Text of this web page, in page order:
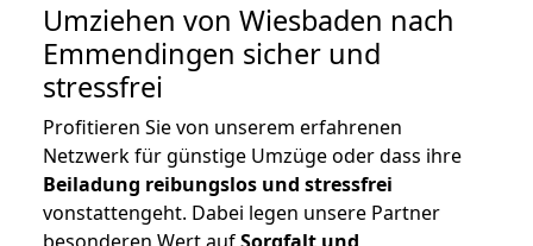
Umziehen von Wiesbaden nach
Emmendingen sicher und
stressfrei
Profitieren Sie von unserem erfahrenen
Netzwerk für günstige Umzüge oder dass ihre
Beiladung reibungslos und stressfrei
vonstattengeht. Dabei legen unsere Partner